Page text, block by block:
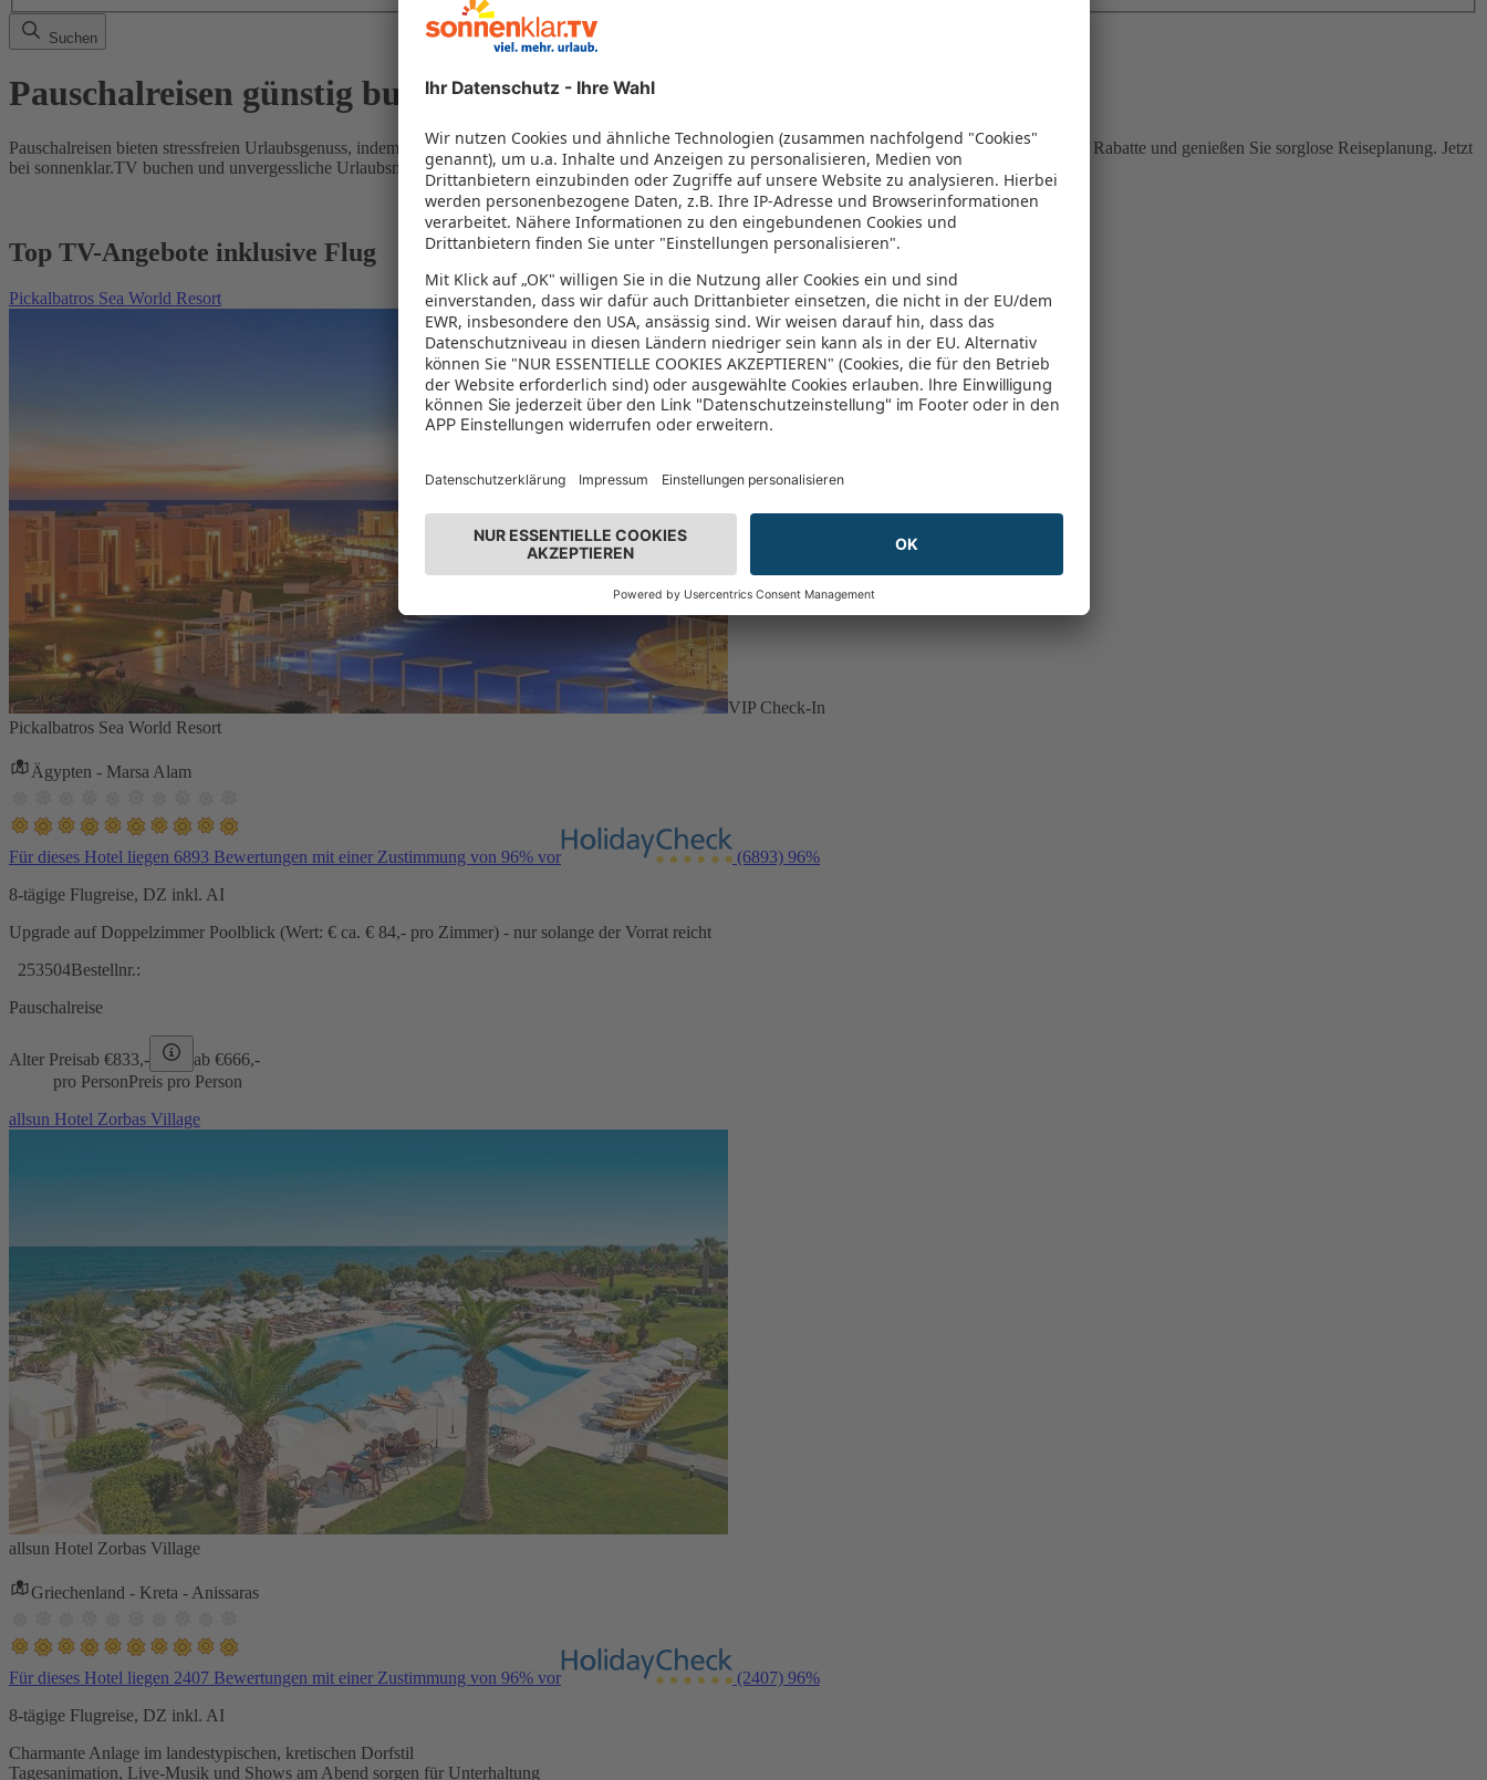
Suchen
Pauschalreisen günstig buchen
Pauschalreisen bieten stressfreien Urlaubsgenuss, indem Flug und Hotel in einem Paket kombiniert werden – das spart Zeit und Geld. Nutzen Sie attraktive Rabatte und genießen Sie sorglose Reiseplanung. Jetzt
bei sonnenklar.TV buchen und unvergessliche Urlaubsmomente erleben!
Top TV-Angebote inklusive Flug
Pickalbatros Sea World Resort
VIP Check-In
Pickalbatros Sea World Resort
Ägypten - Marsa Alam
Für dieses Hotel liegen 6893 Bewertungen mit einer Zustimmung von 96% vor (6893) 96%
8-tägige Flugreise, DZ inkl. AI
Upgrade auf Doppelzimmer Poolblick (Wert: € ca. € 84,- pro Zimmer) - nur solange der Vorrat reicht
253504Bestellnr.:
Pauschalreise
Alter Preisab €833,- ab €666,-
pro PersonPreis pro Person
allsun Hotel Zorbas Village
allsun Hotel Zorbas Village
Griechenland - Kreta - Anissaras
Für dieses Hotel liegen 2407 Bewertungen mit einer Zustimmung von 96% vor (2407) 96%
8-tägige Flugreise, DZ inkl. AI
Charmante Anlage im landestypischen, kretischen Dorfstil
Tagesanimation, Live-Musik und Shows am Abend sorgen für Unterhaltung